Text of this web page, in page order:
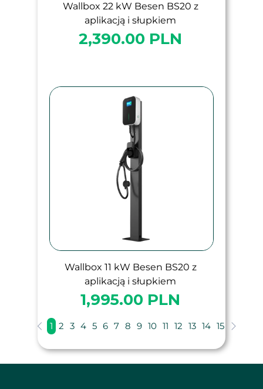
Wallbox 22 kW Besen BS20 z
aplikacją i słupkiem
2,390.00 PLN
Wallbox 11 kW Besen BS20 z
aplikacją i słupkiem
1,995.00 PLN
1 2 3 4 5 6 7 8 9 10 11 12 13 14 15